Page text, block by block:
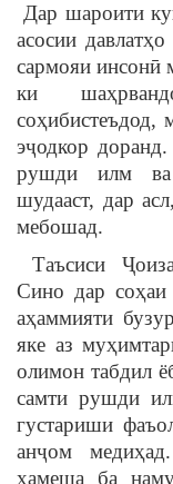
Дар шароити
асосии
сармояи инсонӣ
ки
соҳибистеъдод,
эҷодкор
рушди илм ва
шудааст, дар
мебошад.
Таъсиси
Сино дар соҳаи
аҳаммияти
яке аз
олимон табдил
самти рушди
густариши
анҷом
ҳамеша ба